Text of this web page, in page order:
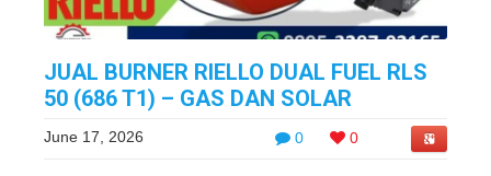
JUAL BURNER RIELLO DUAL FUEL RLS
50 (686 T1) – GAS DAN SOLAR
0 0
June 17, 2026